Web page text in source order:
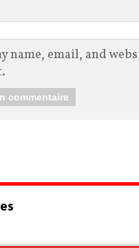
name, email, and